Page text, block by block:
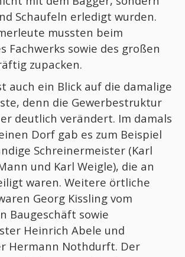
Schaufeln erledigt wurden.
mussten beim
Fachwerks sowie des großen
zupacken.
auch ein Blick auf die damalige
denn die Gewerbestruktur
deutlich verändert. Im damals
Dorf gab es zum Beispiel
Schreinermeister (Karl
und Karl Weigle), die an
waren. Weitere örtliche
Georg Kissling vom
Baugeschäft sowie
Heinrich Abele und
Hermann Nothdurft. Der